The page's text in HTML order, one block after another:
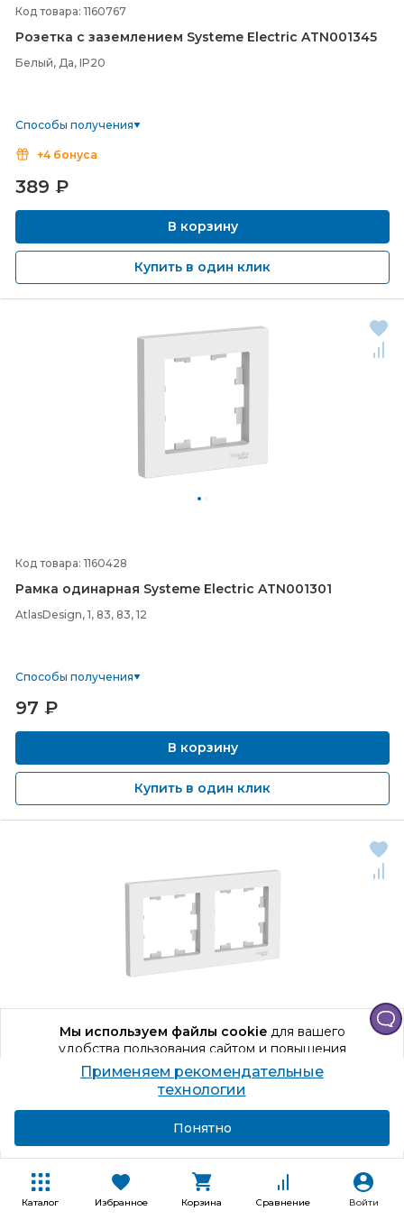
Каталог Избранное Корзина Сравнение Войти
Мы используем файлы cookieдля вашего
удобства пользования сайтом и повышения
качества рекомендаций.
Продолжая использование сайта, вы даете
согласие на обработку персональных данных
Код товара: 1160767
Розетка с заземлением Systeme Electric ATN001345
Белый, Да, IP20
Способы получения
+4 бонуса
389 ₽
В корзину
Купить в один клик
Код товара: 1160428
Рамка одинарная Systeme Electric ATN001301
AtlasDesign, 1, 83, 83, 12
Способы получения
97 ₽
В корзину
Купить в один клик
Рамка двойная Systeme Electric ATN001302
Способы получения
Применяем рекомендательные
технологии
Понятно